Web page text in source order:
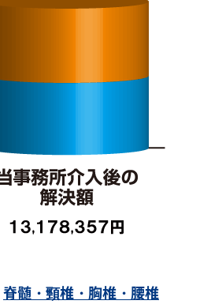
脊髄・頸椎・胸椎・腰椎